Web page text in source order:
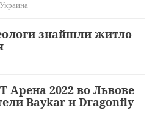
знайшли житло
2022 во Львове
Baykar и Dragonfly